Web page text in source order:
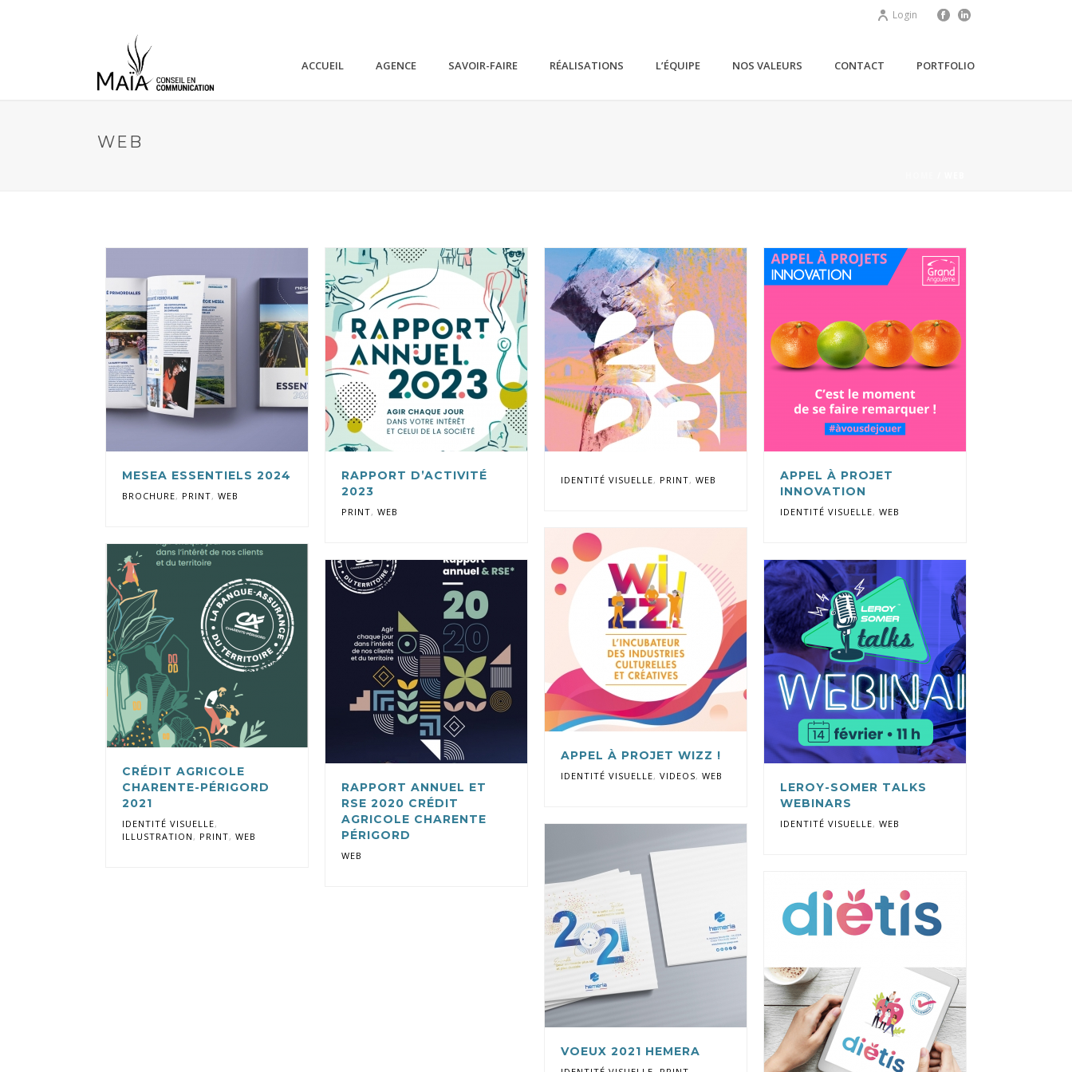
Login
ACCUEIL AGENCE SAVOIR-FAIRE RÉALISATIONS L’ÉQUIPE NOS VALEURS CONTACT PORTFOLIO
WEB
MESEA ESSENTIELS 2024
BROCHURE, PRINT, WEB
RAPPORT D’ACTIVITÉ
2023
PRINT, WEB
IDENTITÉ VISUELLE, PRINT, WEB
APPEL À PROJET
INNOVATION
IDENTITÉ VISUELLE, WEB
APPEL À PROJET WIZZ !
IDENTITÉ VISUELLE, VIDEOS, WEB
CRÉDIT AGRICOLE
CHARENTE-PÉRIGORD
2021
IDENTITÉ VISUELLE,
ILLUSTRATION , PRINT, WEB
RAPPORT ANNUEL ET
RSE 2020 CRÉDIT
AGRICOLE CHARENTE
PÉRIGORD
WEB
LEROY-SOMER TALKS
WEBINARS
IDENTITÉ VISUELLE, WEB
VOEUX 2021 HEMERA